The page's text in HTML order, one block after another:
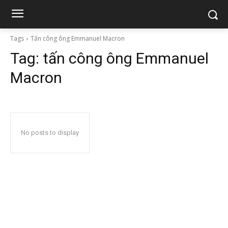
Tags Tấn công ông Emmanuel Macron
Tag: tấn công ông Emmanuel
Macron
No posts to display